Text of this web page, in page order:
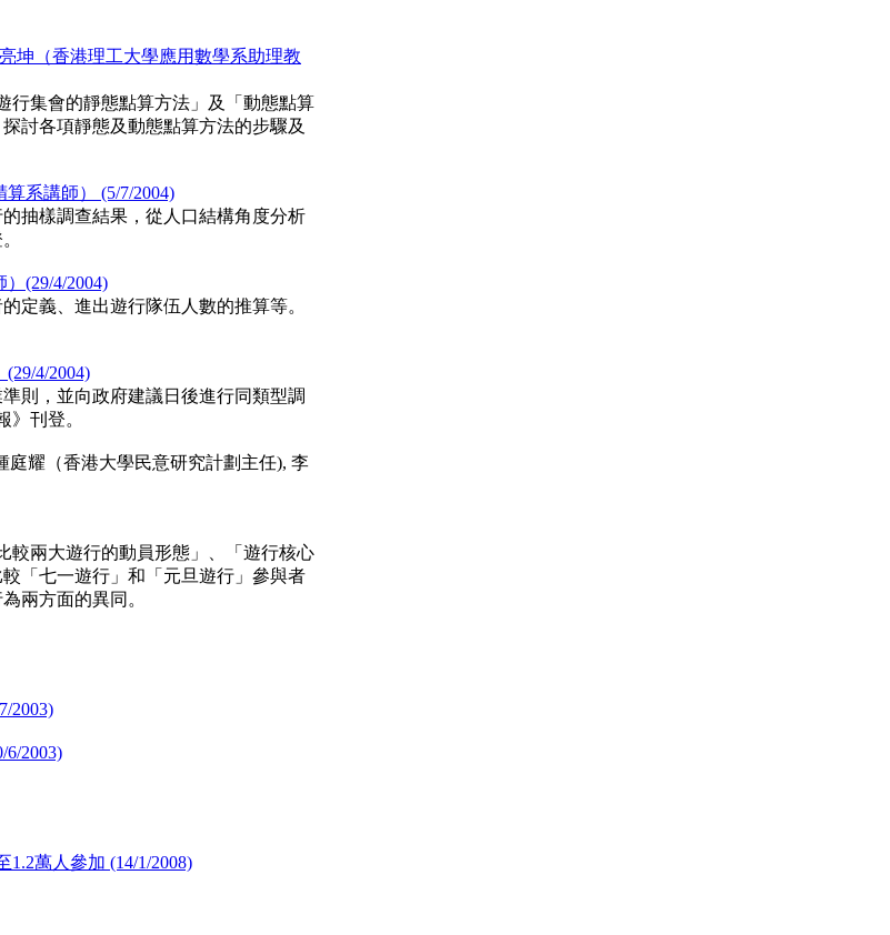
坤（香港理工大學應用數學系助理教
行集會的靜態點算方法」及「動態點算
討各項靜態及動態點算方法的步驟及
系講師） (5/7/2004)
抽樣調查結果，從人口結構角度分析
(29/4/2004)
定義、進出遊行隊伍人數的推算等。
4/2004)
則，並向政府建議日後進行同類型調
》刊登。
庭耀（香港大學民意研究計劃主任), 李
較兩大遊行的動員形態」、「遊行核心
「七一遊行」和「元旦遊行」參與者
兩方面的異同。
2003)
2003)
萬人參加 (14/1/2008)